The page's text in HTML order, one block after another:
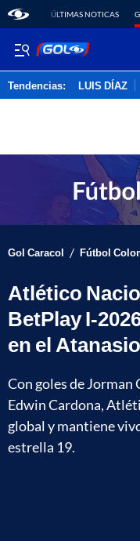
ÚLTIMAS NOTICAS
Tendencias: LUIS DÍAZ
Gol Caracol / Fútbol
Atlético
BetPlay I-
en el Atanasio
Con goles de Jorman
Edwin Cardona,
global y mantiene
estrella 19.